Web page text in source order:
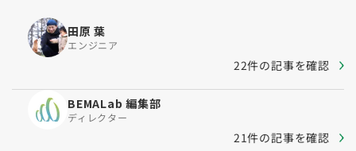
田原 葉
エンジニア
22件の記事を確認
BEMALab 編集部
ディレクター
21件の記事を確認